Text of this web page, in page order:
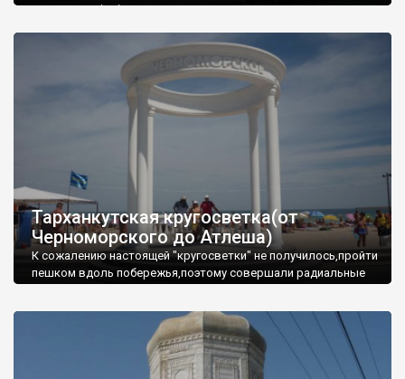
запрошую відвідати це
Тарханкутская кругосветка(от
Черноморского до Атлеша)
К сожалению настоящей "кругосветки" не получилось,пройти
пешком вдоль побережья,поэтому совершали радиальные